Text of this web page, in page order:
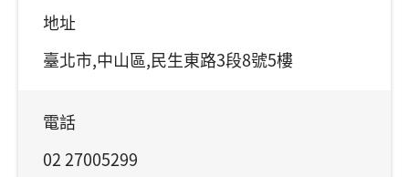
地址
臺北市,中山區,民生東路3段8號5樓
電話
02 27005299